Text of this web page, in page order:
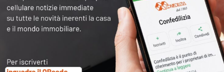
Grazie per averci contattati
Ti abbiamo inviato una mail automatica.
controlla la cartella “posta indesiderata”
(spam) e controllala in futuro, cosìavrai